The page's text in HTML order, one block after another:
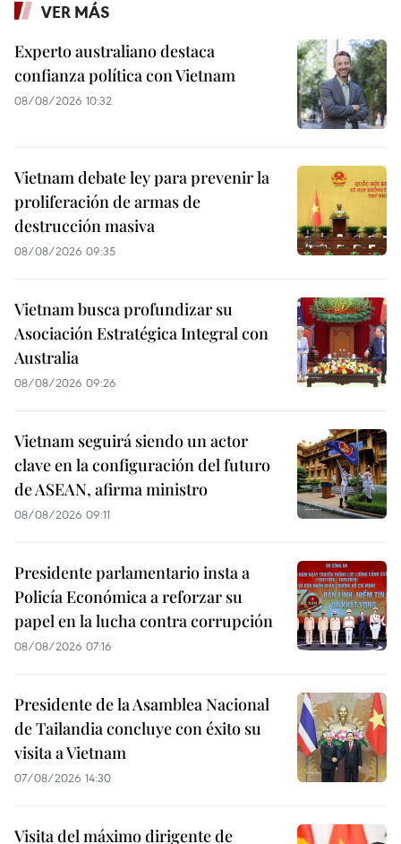
VER MÁS
Experto australiano destaca
confianza política con Vietnam
08/08/2026 10:32
Vietnam debate ley para prevenir la
proliferación de armas de
destrucción masiva
08/08/2026 09:35
Vietnam busca profundizar su
Asociación Estratégica Integral con
Australia
08/08/2026 09:26
Vietnam seguirá siendo un actor
clave en la configuración del futuro
de ASEAN, afirma ministro
08/08/2026 09:11
Presidente parlamentario insta a
Policía Económica a reforzar su
papel en la lucha contra corrupción
08/08/2026 07:16
Presidente de la Asamblea Nacional
de Tailandia concluye con éxito su
visita a Vietnam
07/08/2026 14:30
Visita del máximo dirigente de